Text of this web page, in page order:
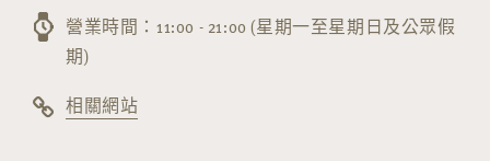
營業時間：11:00 - 21:00 (星期一至星期日及公眾假
期)
相關網站